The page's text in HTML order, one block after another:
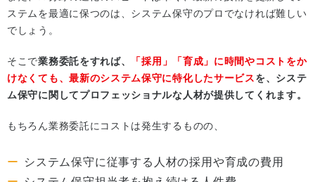
ステムを最適に保つのは、システム保守のプロでなければ難しい
でしょう。
そこで業務委託をすれば、
「採用」「育成」に時間やコストをか
けなくても、最新のシステム保守に特化したサービスを、システ
ム保守に関してプロフェッショナルな人材が提供してくれます。
もちろん業務委託にコストは発生するものの、
システム保守に従事する人材の採用や育成の費用